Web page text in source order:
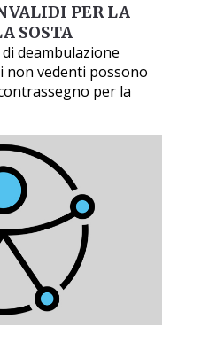
PER LA
SOSTA
deambulazione
non vedenti possono
per la